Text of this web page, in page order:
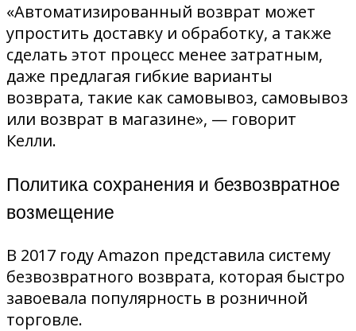
«Автоматизированный возврат может
упростить доставку и обработку, а также
сделать этот процесс менее затратным,
даже предлагая гибкие варианты
возврата, такие как самовывоз, самовывоз
или возврат в магазине», — говорит
Келли.
Политика сохранения и безвозвратное
возмещение
В 2017 году Amazon представила систему
безвозвратного возврата, которая быстро
завоевала популярность в розничной
торговле.